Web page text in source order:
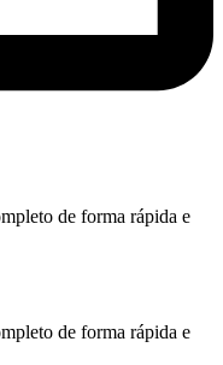
de forma rápida e
de forma rápida e